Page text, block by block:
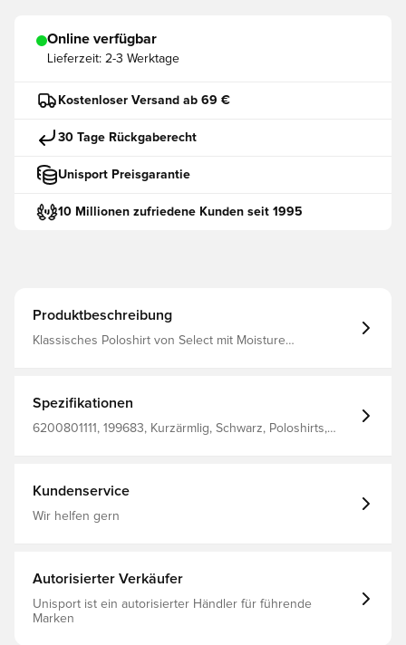
Online verfügbar
Lieferzeit: 2-3 Werktage
Kostenloser Versand ab 69 €
30 Tage Rückgaberecht
Unisport Preisgarantie
10 Millionen zufriedene Kunden seit 1995
Produktbeschreibung
Klassisches Poloshirt von Select mit Moisture
Spezifikationen
6200801111, 199683, Kurzärmlig, Schwarz, Poloshirts,
Kundenservice
Wir helfen gern
Autorisierter Verkäufer
Unisport ist ein autorisierter Händler für führende
Marken